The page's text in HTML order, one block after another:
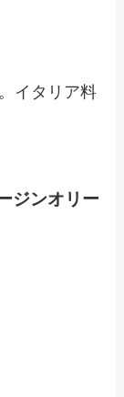
イタリア料
ジンオリー